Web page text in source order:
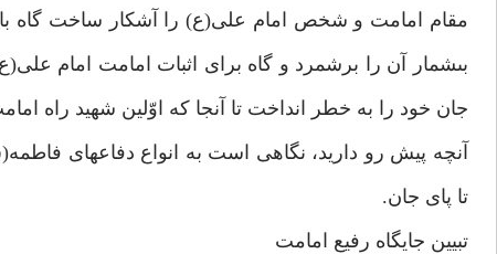
مقام امامت و شخص امام على(ع) را آشكار ساخت گاه با
بى‏شمار آن را برشمرد و گاه براى اثبات امامت امام
جان خود را به خطر انداخت تا آنجا كه اوّلين شهيد راه
آنچه پيش رو داريد، نگاهى است به انواع دفاع‏هاى
تا پاى جان.
تبيين جايگاه رفيع امامت‏